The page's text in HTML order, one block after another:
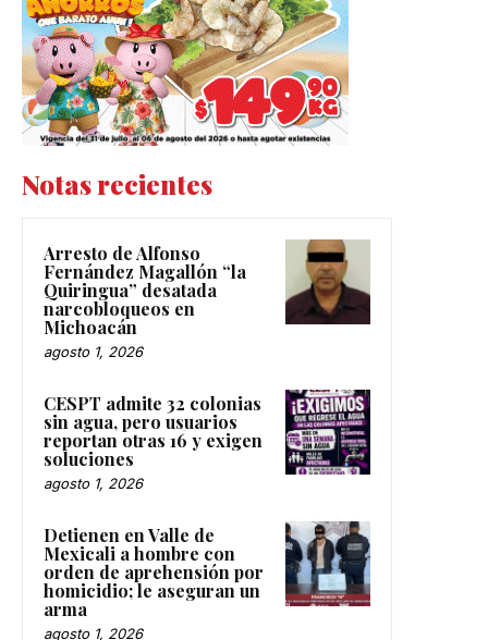
Notas recientes
Arresto de Alfonso
Fernández Magallón “la
Quiringua” desatada
narcobloqueos en
Michoacán
agosto 1, 2026
CESPT admite 32 colonias
sin agua, pero usuarios
reportan otras 16 y exigen
soluciones
agosto 1, 2026
Detienen en Valle de
Mexicali a hombre con
orden de aprehensión por
homicidio; le aseguran un
arma
agosto 1, 2026